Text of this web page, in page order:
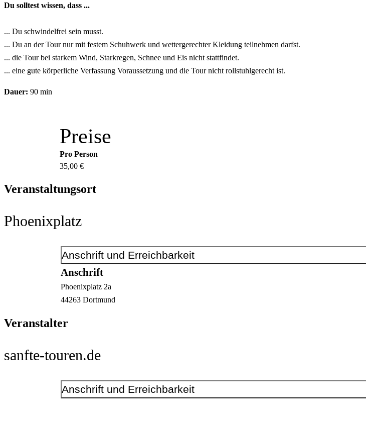
Du solltest wissen, dass ...
... Du schwindelfrei sein musst.
... Du an der Tour nur mit festem Schuhwerk und wettergerechter Kleidung teilnehmen darfst.
... die Tour bei starkem Wind, Starkregen, Schnee und Eis nicht stattfindet.
... eine gute körperliche Verfassung Voraussetzung und die Tour nicht rollstuhlgerecht ist.
Dauer: 90 min
Preise
Pro Person
35,00 €
Veranstaltungsort
Phoenixplatz
Anschrift und Erreichbarkeit
Anschrift
Phoenixplatz 2a
44263 Dortmund
Veranstalter
sanfte-touren.de
Anschrift und Erreichbarkeit